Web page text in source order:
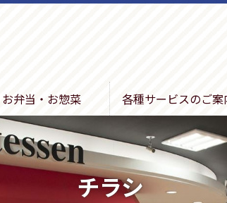
お弁当・お惣菜 各種サービスのご案
チラシ